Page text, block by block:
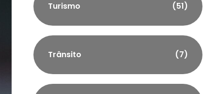
Turismo (51)
Trânsito (7)